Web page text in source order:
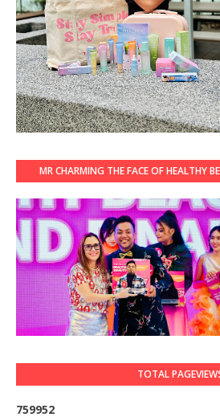
MR CHARMING THE FACE OF HEALTHY
TOTAL
759952